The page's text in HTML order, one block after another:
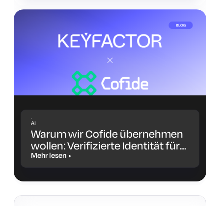
AI
Warum wir Cofide übernehmen
wollen: Verifizierte Identität für
Workloads und KI-Agenten
Mehr lesen